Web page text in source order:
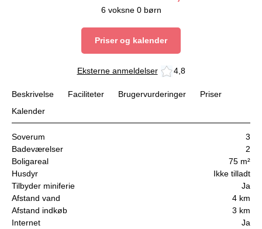
6 voksne 0 børn
Priser og kalender
Eksterne anmeldelser 4,8
Beskrivelse Faciliteter Brugervurderinger
Priser
Kalender
Soverum
3
Badeværelser
2
Boligareal
75 m²
Husdyr
Ikke tilladt
Tilbyder miniferie
Ja
Afstand vand
4 km
Afstand indkøb
3 km
Internet
Ja